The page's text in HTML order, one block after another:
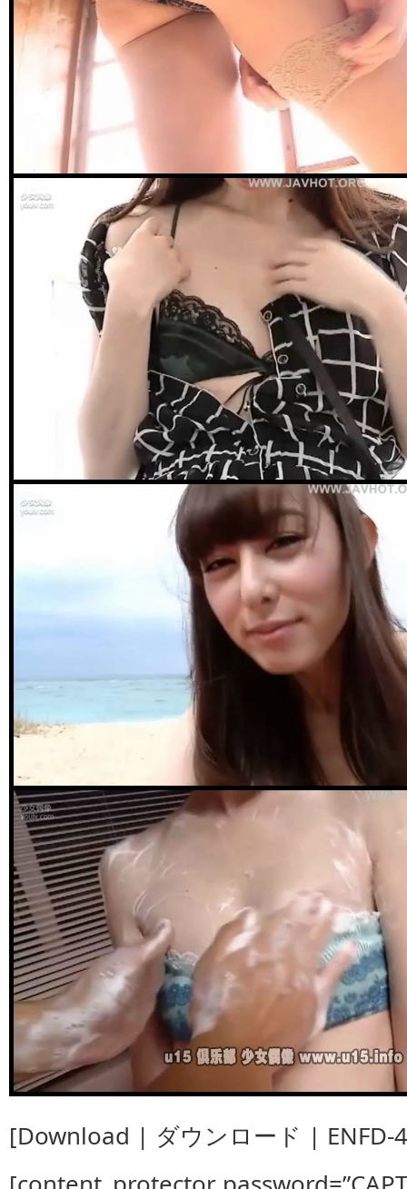
[Download | ダウンロード | ENFD-